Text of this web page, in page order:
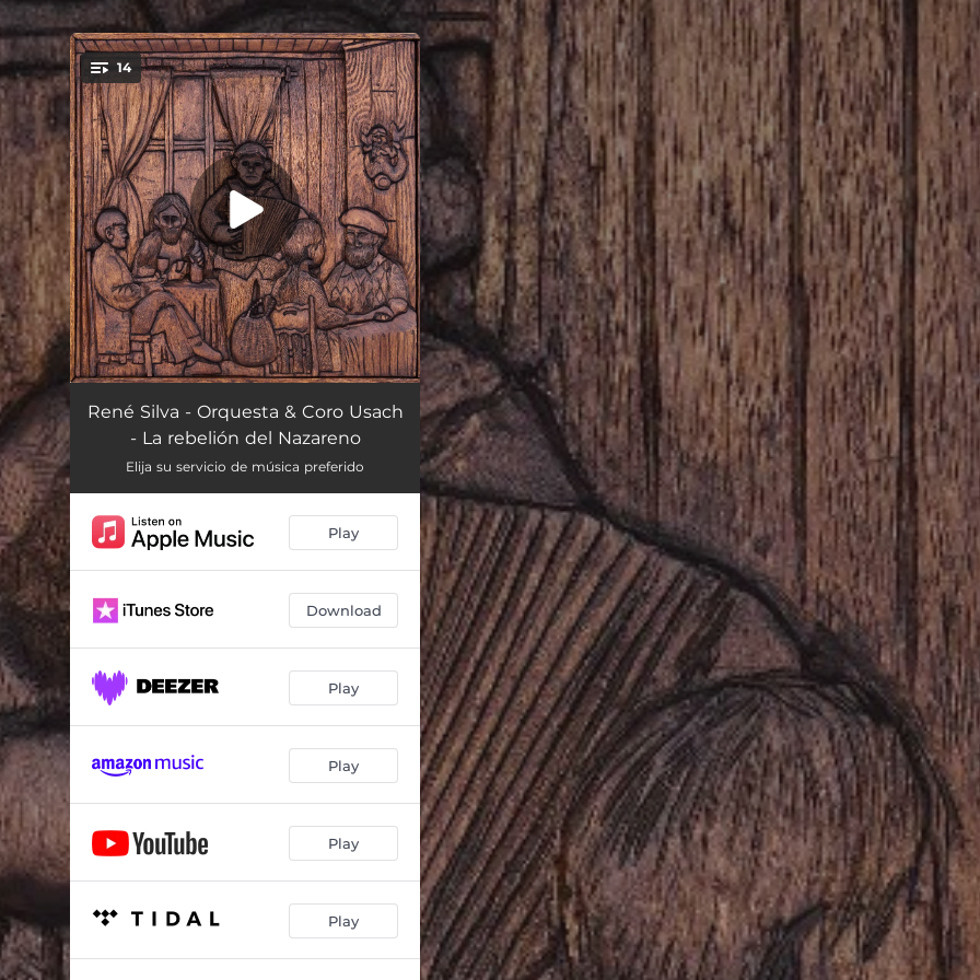
You're all set!
14
Génesis 05:08
Hambre 02:42
Nazareno en fuga mayor 03:34
Nazareno que se enamora
Del abandono 01:50
Sermón uno. Mito 02:23
Sermón dos. Ruego y prédica en la Plaza de los Lores 04:02
Sermón tres. Chicha caliente 01:46
Quinta profecía 04:50
Novena profecía. Carta a los custodios 03:24
Narración de despedida
René Silva - Orquesta & Coro Usach
- La rebelión del Nazareno
Elija su servicio de música preferido
Play
Download
Play
Play
Play
Play